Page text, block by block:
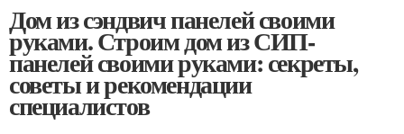
Дом из сэндвич панелей своими
руками. Строим дом из СИП-
панелей своими руками: секреты,
советы и рекомендации
специалистов